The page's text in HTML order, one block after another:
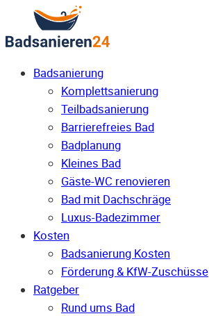
Badsanierung
Komplettsanierung
Teilbadsanierung
Barrierefreies Bad
Badplanung
Kleines Bad
Gäste-WC renovieren
Bad mit Dachschräge
Luxus-Badezimmer
Kosten
Badsanierung Kosten
Förderung & KfW-Zuschüsse
Ratgeber
Rund ums Bad